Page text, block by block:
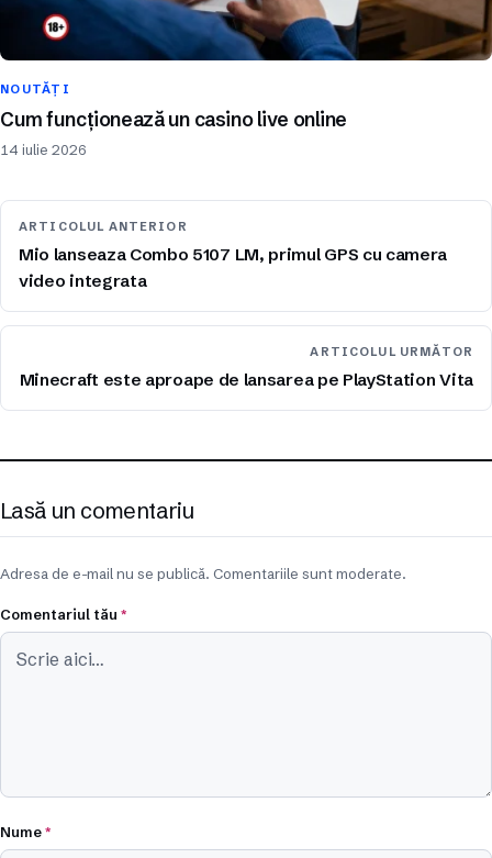
NOUTĂȚI
Cum funcționează un casino live online
14 iulie 2026
ARTICOLUL ANTERIOR
Mio lanseaza Combo 5107 LM, primul GPS cu camera
video integrata
ARTICOLUL URMĂTOR
Minecraft este aproape de lansarea pe PlayStation Vita
Lasă un comentariu
Adresa de e-mail nu se publică. Comentariile sunt moderate.
Comentariul tău *
Nume*